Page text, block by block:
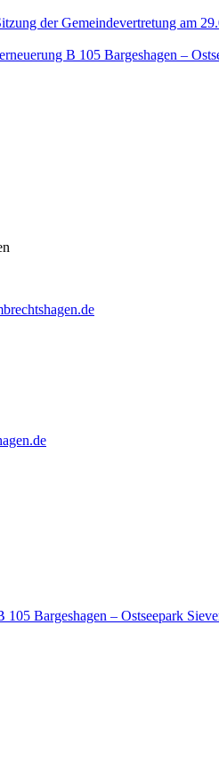
der Gemeindevertretung am
B 105 Bargeshagen –
Bargeshagen – Ostseepark